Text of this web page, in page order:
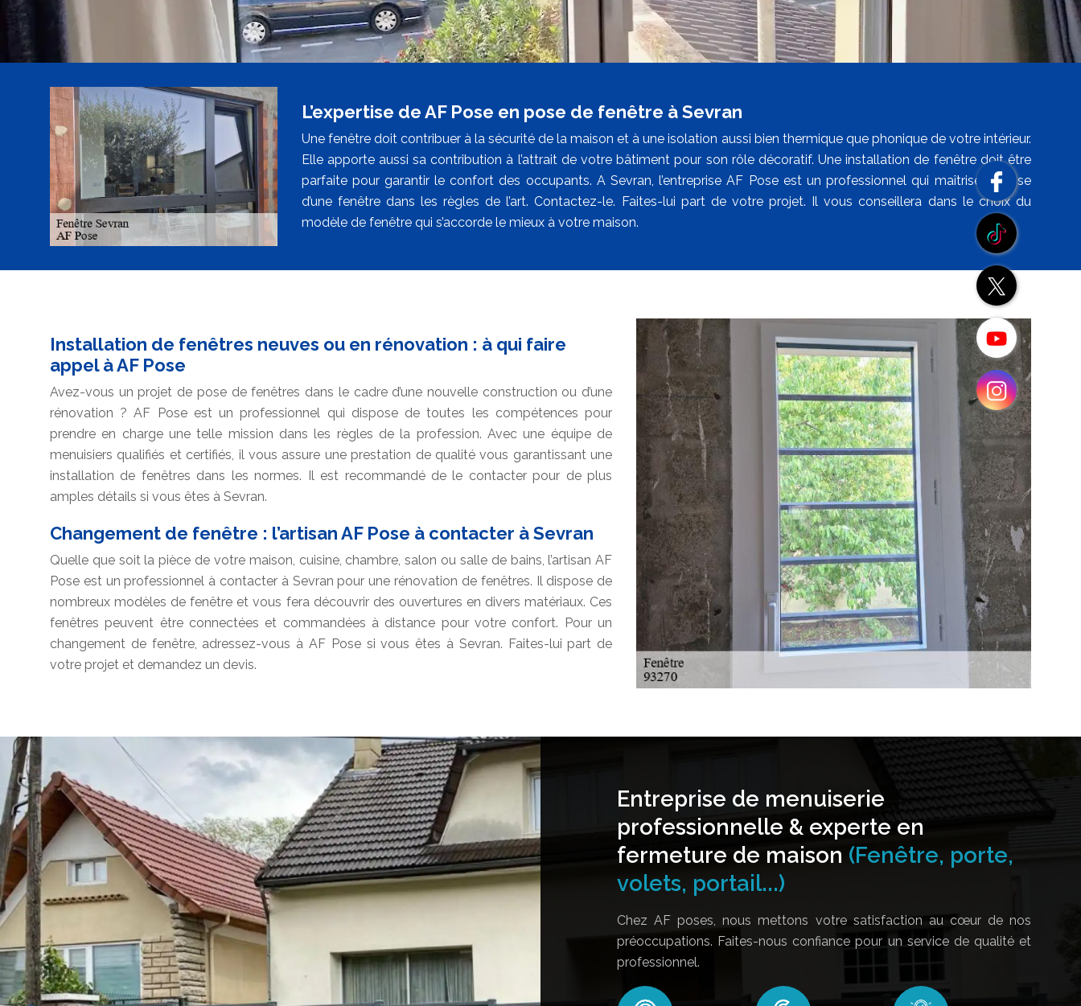
L’expertise de AF Pose en pose de fenêtre à Sevran
Une fenêtre doit contribuer à la sécurité de la maison et à une isolation aussi bien thermique que phonique de votre intérieur.
Elle apporte aussi sa contribution à l’attrait de votre bâtiment pour son rôle décoratif. Une installation de fenêtre doit être
parfaite pour garantir le confort des occupants. A Sevran, l’entreprise AF Pose est un professionnel qui maîtrise la pose
d’une fenêtre dans les règles de l’art. Contactez-le. Faites-lui part de votre projet. Il vous conseillera dans le choix du
modèle de fenêtre qui s’accorde le mieux à votre maison.
Installation de fenêtres neuves ou en rénovation : à qui faire
appel à AF Pose
Avez-vous un projet de pose de fenêtres dans le cadre d’une nouvelle construction ou d’une
rénovation ? AF Pose est un professionnel qui dispose de toutes les compétences pour
prendre en charge une telle mission dans les règles de la profession. Avec une équipe de
menuisiers qualifiés et certifiés, il vous assure une prestation de qualité vous garantissant une
installation de fenêtres dans les normes. Il est recommandé de le contacter pour de plus
amples détails si vous êtes à Sevran.
Changement de fenêtre : l’artisan AF Pose à contacter à Sevran
Quelle que soit la pièce de votre maison, cuisine, chambre, salon ou salle de bains, l’artisan AF
Pose est un professionnel à contacter à Sevran pour une rénovation de fenêtres. Il dispose de
nombreux modèles de fenêtre et vous fera découvrir des ouvertures en divers matériaux. Ces
fenêtres peuvent être connectées et commandées à distance pour votre confort. Pour un
changement de fenêtre, adressez-vous à AF Pose si vous êtes à Sevran. Faites-lui part de
votre projet et demandez un devis.
Entreprise de menuiserie
professionnelle & experte en
fermeture de maison (Fenêtre, porte,
volets, portail...)
Chez AF poses, nous mettons votre satisfaction au cœur de nos
préoccupations. Faites-nous confiance pour un service de qualité et
professionnel.